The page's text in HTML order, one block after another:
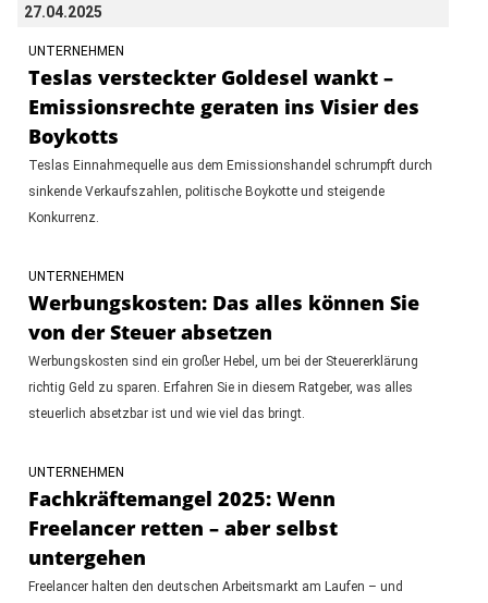
27.04.2025
UNTERNEHMEN
Teslas versteckter Goldesel wankt –
Emissionsrechte geraten ins Visier des
Boykotts
Teslas Einnahmequelle aus dem Emissionshandel schrumpft durch
sinkende Verkaufszahlen, politische Boykotte und steigende
Konkurrenz.
UNTERNEHMEN
Werbungskosten: Das alles können Sie
von der Steuer absetzen
Werbungskosten sind ein großer Hebel, um bei der Steuererklärung
richtig Geld zu sparen. Erfahren Sie in diesem Ratgeber, was alles
steuerlich absetzbar ist und wie viel das bringt.
UNTERNEHMEN
Fachkräftemangel 2025: Wenn
Freelancer retten – aber selbst
untergehen
Freelancer halten den deutschen Arbeitsmarkt am Laufen – und